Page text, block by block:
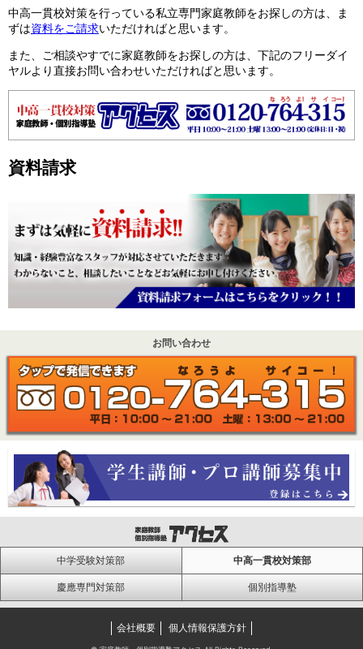
中高一貫校対策を行っている私立専門家庭教師をお探しの方は、ま
ずは資料をご請求いただければと思います。
また、ご相談やすでに家庭教師をお探しの方は、下記のフリーダイ
ヤルより直接お問い合わせいただければと思います。
資料請求
お問い合わせ
中学受験対策部 中高一貫校対策部
慶應専門対策部 個別指導塾
会社概要 個人情報保護方針